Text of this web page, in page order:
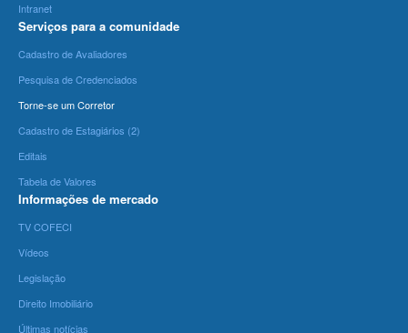
Intranet
Serviços para a comunidade
Cadastro de Avaliadores
Pesquisa de Credenciados
Torne-se um Corretor
Cadastro de Estagiários (2)
Editais
Tabela de Valores
Informações de mercado
TV COFECI
Vídeos
Legislação
Direito Imobiliário
Últimas notícias